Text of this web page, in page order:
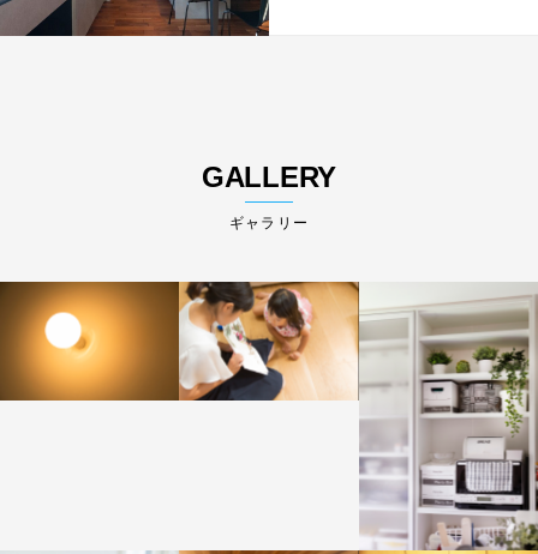
GALLERY
ギャラリー